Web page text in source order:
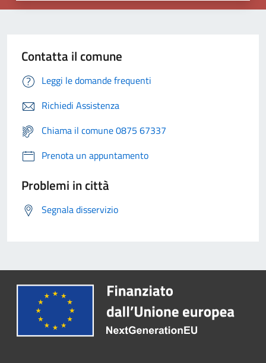
Contatta il comune
Leggi le domande frequenti
Richiedi Assistenza
Chiama il comune 0875 67337
Prenota un appuntamento
Problemi in città
Segnala disservizio